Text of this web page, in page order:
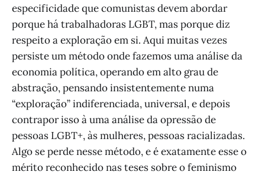
especificidade que comunistas devem abordar
porque há trabalhadoras LGBT, mas porque diz
respeito a exploração em si. Aqui muitas vezes
persiste um método onde fazemos uma análise da
economia política, operando em alto grau de
abstração, pensando insistentemente numa
“exploração” indiferenciada, universal, e depois
contrapor isso à uma análise da opressão de
pessoas LGBT+, às mulheres, pessoas racializadas.
Algo se perde nesse método, e é exatamente esse o
mérito reconhecido nas teses sobre o feminismo